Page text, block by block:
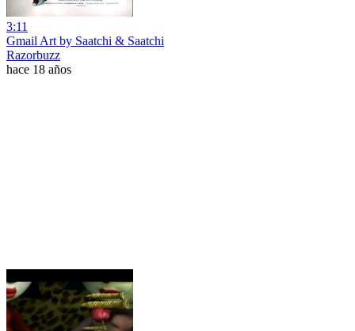
3:11
Gmail Art by Saatchi & Saatchi
Razorbuzz
hace 18 años